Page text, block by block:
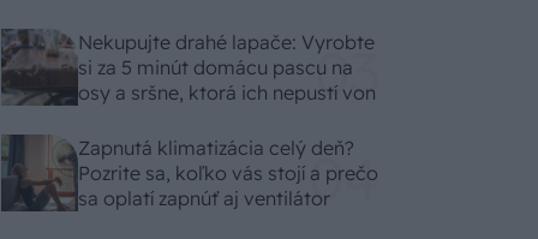
Nekupujte drahé lapače: Vyrobte
si za 5 minút domácu pascu na
osy a sršne, ktorá ich nepustí von
Zapnutá klimatizácia celý deň?
Pozrite sa, koľko vás stojí a prečo
sa oplatí zapnúť aj ventilátor